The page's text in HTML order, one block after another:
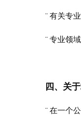
¨ 有关专
¨ 专业领
四、关
¨ 在一个